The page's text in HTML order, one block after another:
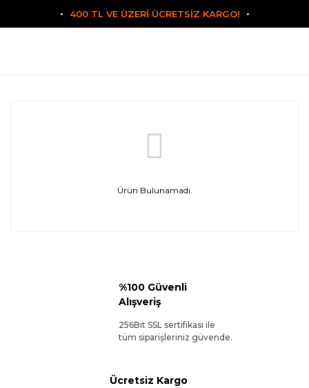
400 TL VE ÜZERİ ÜCRETSİZ KARGO!
Ürün Bulunamadı.
%100 Güvenli
Alışveriş
256Bit SSL sertifikası ile
tüm siparişleriniz güvende.
Ücretsiz Kargo